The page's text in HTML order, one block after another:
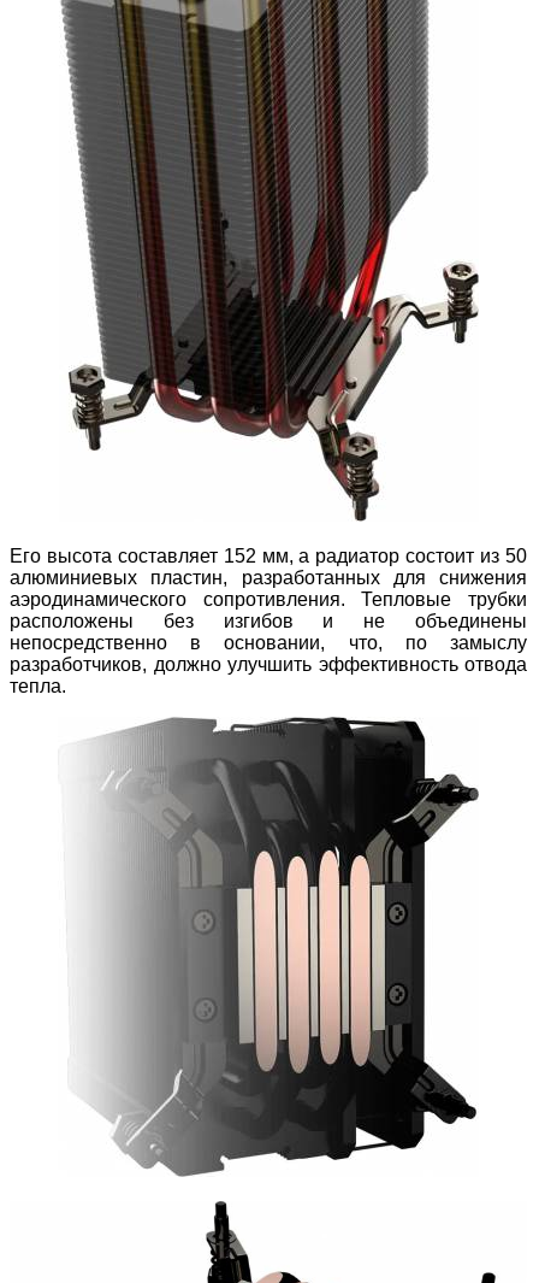
Его высота составляет 152 мм, а радиатор состоит из 50
алюминиевых пластин, разработанных для снижения
аэродинамического сопротивления. Тепловые трубки
расположены без изгибов и не объединены
непосредственно в основании, что, по замыслу
разработчиков, должно улучшить эффективность отвода
тепла.